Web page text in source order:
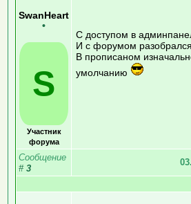
SwanHeart
•
S
Участник
форума
С доступом в
И с форумом
В прописаном
умолчанию
Сообщение
# 3